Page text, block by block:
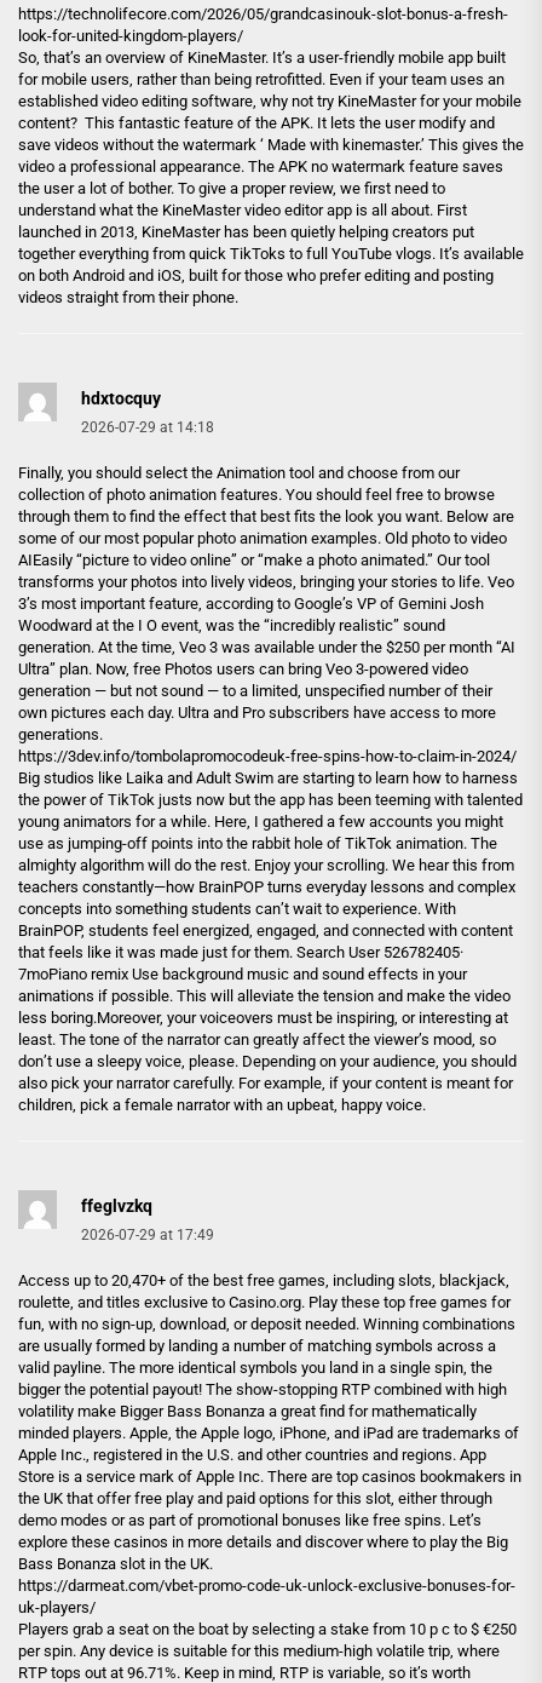
https://technolifecore.com/2026/05/grandcasinouk-slot-bonus-a-fresh-
look-for-united-kingdom-players/
So, that’s an overview of KineMaster. It’s a user-friendly mobile app built
for mobile users, rather than being retrofitted. Even if your team uses an
established video editing software, why not try KineMaster for your mobile
content? This fantastic feature of the APK. It lets the user modify and
save videos without the watermark ‘ Made with kinemaster.’ This gives the
video a professional appearance. The APK no watermark feature saves
the user a lot of bother. To give a proper review, we first need to
understand what the KineMaster video editor app is all about. First
launched in 2013, KineMaster has been quietly helping creators put
together everything from quick TikToks to full YouTube vlogs. It’s available
on both Android and iOS, built for those who prefer editing and posting
videos straight from their phone.
hdxtocquy
2026-07-29 at 14:18
Finally, you should select the Animation tool and choose from our
collection of photo animation features. You should feel free to browse
through them to find the effect that best fits the look you want. Below are
some of our most popular photo animation examples. Old photo to video
AIEasily “picture to video online” or “make a photo animated.” Our tool
transforms your photos into lively videos, bringing your stories to life. Veo
3’s most important feature, according to Google’s VP of Gemini Josh
Woodward at the I O event, was the “incredibly realistic” sound
generation. At the time, Veo 3 was available under the $250 per month “AI
Ultra” plan. Now, free Photos users can bring Veo 3-powered video
generation — but not sound — to a limited, unspecified number of their
own pictures each day. Ultra and Pro subscribers have access to more
generations.
https://3dev.info/tombolapromocodeuk-free-spins-how-to-claim-in-2024/
Big studios like Laika and Adult Swim are starting to learn how to harness
the power of TikTok justs now but the app has been teeming with talented
young animators for a while. Here, I gathered a few accounts you might
use as jumping-off points into the rabbit hole of TikTok animation. The
almighty algorithm will do the rest. Enjoy your scrolling. We hear this from
teachers constantly—how BrainPOP turns everyday lessons and complex
concepts into something students can’t wait to experience. With
BrainPOP, students feel energized, engaged, and connected with content
that feels like it was made just for them. Search User 526782405·
7moPiano remix Use background music and sound effects in your
animations if possible. This will alleviate the tension and make the video
less boring.Moreover, your voiceovers must be inspiring, or interesting at
least. The tone of the narrator can greatly affect the viewer’s mood, so
don’t use a sleepy voice, please. Depending on your audience, you should
also pick your narrator carefully. For example, if your content is meant for
children, pick a female narrator with an upbeat, happy voice.
ffeglvzkq
2026-07-29 at 17:49
Access up to 20,470+ of the best free games, including slots, blackjack,
roulette, and titles exclusive to Casino.org. Play these top free games for
fun, with no sign-up, download, or deposit needed. Winning combinations
are usually formed by landing a number of matching symbols across a
valid payline. The more identical symbols you land in a single spin, the
bigger the potential payout! The show-stopping RTP combined with high
volatility make Bigger Bass Bonanza a great find for mathematically
minded players. Apple, the Apple logo, iPhone, and iPad are trademarks of
Apple Inc., registered in the U.S. and other countries and regions. App
Store is a service mark of Apple Inc. There are top casinos bookmakers in
the UK that offer free play and paid options for this slot, either through
demo modes or as part of promotional bonuses like free spins. Let’s
explore these casinos in more details and discover where to play the Big
Bass Bonanza slot in the UK.
https://darmeat.com/vbet-promo-code-uk-unlock-exclusive-bonuses-for-
uk-players/
Players grab a seat on the boat by selecting a stake from 10 p c to $ €250
per spin. Any device is suitable for this medium-high volatile trip, where
RTP tops out at 96.71%. Keep in mind, RTP is variable, so it’s worth